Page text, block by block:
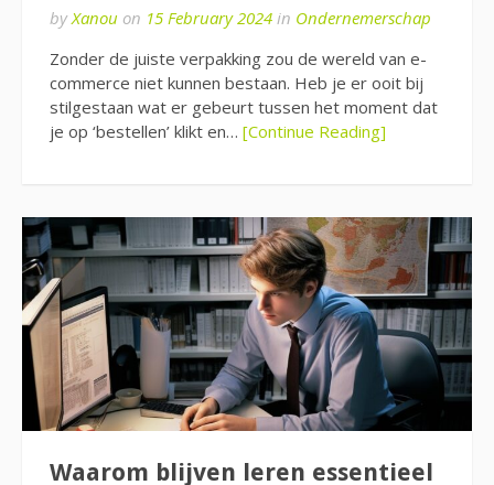
byXanou on 15 February 2024 in Ondernemerschap
Zonder de juiste verpakking zou de wereld van e-
commerce niet kunnen bestaan. Heb je er ooit bij
stilgestaan wat er gebeurt tussen het moment dat
je op ‘bestellen’ klikt en… [Continue Reading]
Waarom blijven leren essentieel